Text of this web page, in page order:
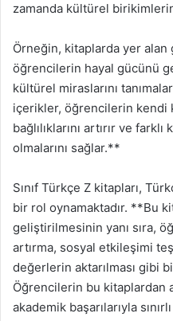
zamanda kültürel
Örneğin, kitaplarda yer alan
öğrencilerin hayal gücünü
kültürel miraslarını
içerikler, öğrencilerin kendi
bağlılıklarını artırır ve
olmalarını sağlar.**
Sınıf Türkçe Z kitapları,
bir rol oynamaktadır. **Bu
geliştirilmesinin yanı sıra,
artırma, sosyal etkileşimi
değerlerin aktarılması gibi
Öğrencilerin bu kitaplardan
akademik başarılarıyla